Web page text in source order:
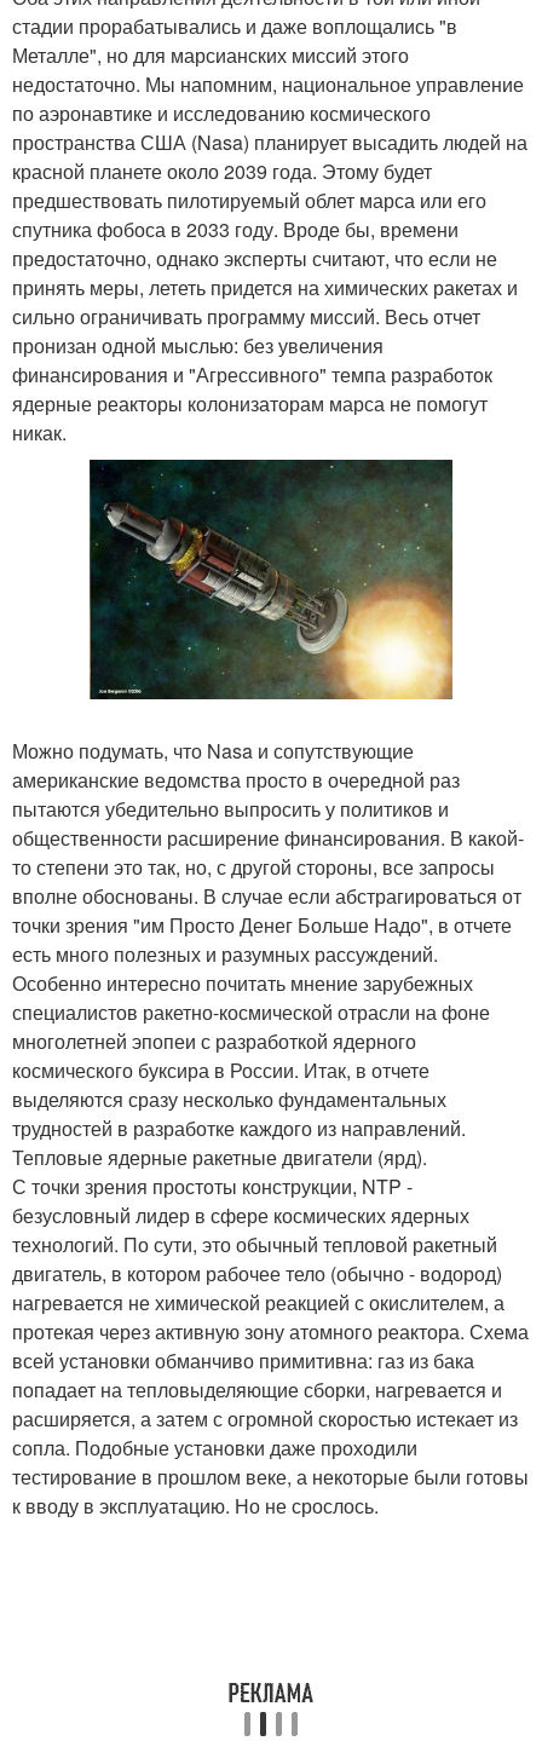
стадии прорабатывались и даже воплощались "в
Металле", но для марсианских миссий этого
недостаточно. Мы напомним, национальное управление
по аэронавтике и исследованию космического
пространства США (Nasa) планирует высадить людей на
красной планете около 2039 года. Этому будет
предшествовать пилотируемый облет марса или его
спутника фобоса в 2033 году. Вроде бы, времени
предостаточно, однако эксперты считают, что если не
принять меры, лететь придется на химических ракетах и
сильно ограничивать программу миссий. Весь отчет
пронизан одной мыслью: без увеличения
финансирования и "Агрессивного" темпа разработок
ядерные реакторы колонизаторам марса не помогут
никак.
Можно подумать, что Nasa и сопутствующие
американские ведомства просто в очередной раз
пытаются убедительно выпросить у политиков и
общественности расширение финансирования. В какой-
то степени это так, но, с другой стороны, все запросы
вполне обоснованы. В случае если абстрагироваться от
точки зрения "им Просто Денег Больше Надо", в отчете
есть много полезных и разумных рассуждений.
Особенно интересно почитать мнение зарубежных
специалистов ракетно-космической отрасли на фоне
многолетней эпопеи с разработкой ядерного
космического буксира в России. Итак, в отчете
выделяются сразу несколько фундаментальных
трудностей в разработке каждого из направлений.
Тепловые ядерные ракетные двигатели (ярд).
С точки зрения простоты конструкции, NTP -
безусловный лидер в сфере космических ядерных
технологий. По сути, это обычный тепловой ракетный
двигатель, в котором рабочее тело (обычно - водород)
нагревается не химической реакцией с окислителем, а
протекая через активную зону атомного реактора. Схема
всей установки обманчиво примитивна: газ из бака
попадает на тепловыделяющие сборки, нагревается и
расширяется, а затем с огромной скоростью истекает из
сопла. Подобные установки даже проходили
тестирование в прошлом веке, а некоторые были готовы
к вводу в эксплуатацию. Но не срослось.